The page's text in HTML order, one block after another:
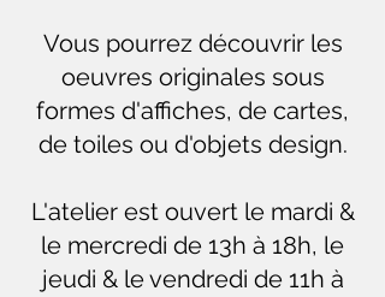
Vous pourrez découvrir les
oeuvres originales sous
formes d'affiches, de cartes,
de toiles ou d'objets design.
L'atelier est ouvert le mardi &
le mercredi de 13h à 18h, le
jeudi & le vendredi de 11h à